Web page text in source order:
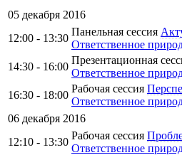
05 декабря 2016
12:00 - 13:30
Панельная сессия
Ответственное
14:30 - 16:00
Презентационная
Ответственное
16:30 - 18:00
Рабочая сессия
Ответственное
06 декабря 2016
12:10 - 13:30
Рабочая сессия
Ответственное